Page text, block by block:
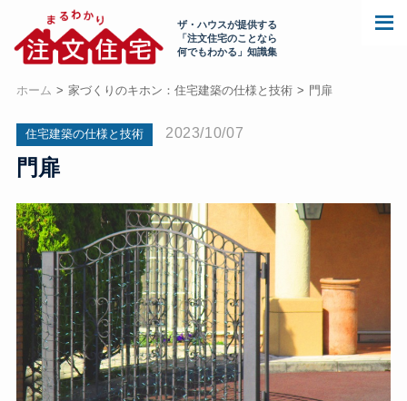
ザ・ハウスが提供する
「注文住宅のことなら
何でもわかる」知識集
ホーム 家づくりのキホン：住宅建築の仕様と技術 門扉
住宅建築の仕様と技術 2023/10/07
門扉